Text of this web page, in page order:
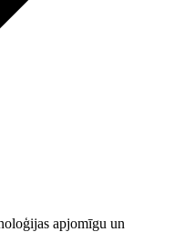
apjomīgu un